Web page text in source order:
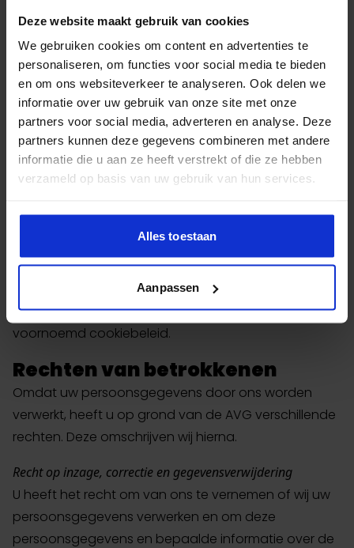
Deze website maakt gebruik van cookies
We gebruiken cookies om content en advertenties te
personaliseren, om functies voor social media te bieden
en om ons websiteverkeer te analyseren. Ook delen we
informatie over uw gebruik van onze site met onze
partners voor social media, adverteren en analyse. Deze
partners kunnen deze gegevens combineren met andere
informatie die u aan ze heeft verstrekt of die ze hebben
verzameld op basis van uw gebruik van hun services.
Alles toestaan
Aanpassen
intrekt, in welk geval wij binnen één maand de op
basis van die toestemming bewaarde informatie
zullen verwijderen, tenzij langer bewaren daarvan
voor een ander doeleinde noodzakelijk en op grond
van een andere in dit privacy statement beschreven
privacyrechtelijke grondslag gerechtvaardigd is.
Persoonsgegevens die noodzakelijk zijn om te
voldoen aan onze fiscale bewaarplichten bewaren
zijn voor onze bedrijfsvoering. Door cookies
verzamelde gegevens verwijderen wij zodra die voor
de verbetering van de website niet meer relevant zijn.
Meer specifieke informatie daarover vindt u in
voornoemd cookiebeleid.
Rechten van betrokkenen
Omdat uw persoonsgegevens door ons worden
verwerkt, heeft u op grond van de AVG verschillende
rechten. Deze omschrijven wij hierna.
Recht op inzage, correctie en gegevensverwijdering
U heeft het recht om van ons te vernemen of wij uw
persoonsgegevens verwerken en om deze
persoonsgegevens en bepaalde informatie over de